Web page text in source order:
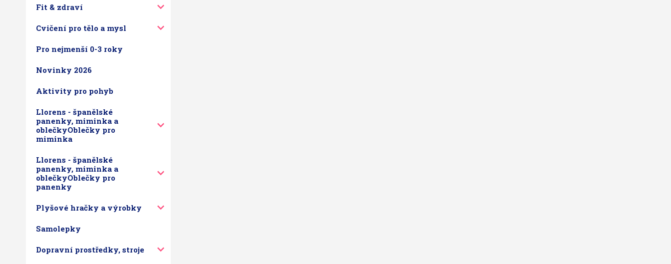
Fit & zdraví
Cvičení pro tělo a mysl
Pro nejmenší 0-3 roky
Novinky 2026
Aktivity pro pohyb
Llorens - španělské
panenky, miminka a
oblečkyOblečky pro
miminka
Llorens - španělské
panenky, miminka a
oblečkyOblečky pro
panenky
Plyšové hračky a výrobky
Samolepky
Dopravní prostředky, stroje